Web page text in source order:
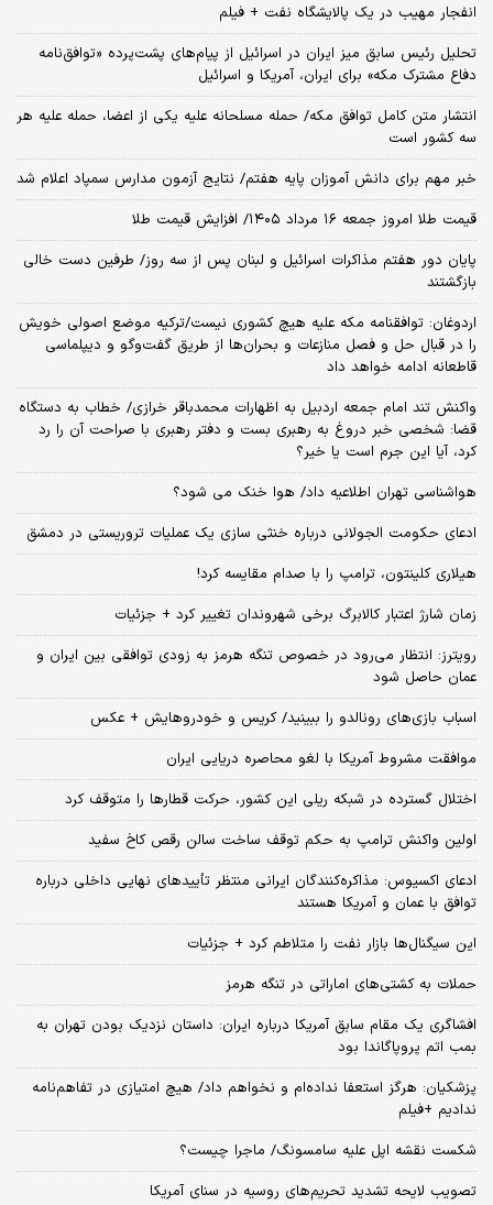
انفجار مهیب در یک پالایشگاه نفت + فیلم
تحلیل رئیس سابق میز ایران در اسرائیل از پیام‌های پشت‌پرده «توافق‌نامه
دفاع مشترک مکه» برای ایران، آمریکا و اسرائیل
انتشار متن کامل توافق مکه/ حمله مسلحانه علیه یکی از اعضا، حمله علیه هر
سه کشور است
خبر مهم برای دانش آموزان پایه هفتم/ نتایج آزمون مدارس سمپاد اعلام شد
قیمت طلا امروز جمعه ۱۶ مرداد ۱۴۰۵/ افزایش قیمت طلا
پایان دور هفتم مذاکرات اسرائیل و لبنان پس از سه روز/ طرفین دست خالی
بازگشتند
اردوغان: توافقنامه مکه علیه هیچ کشوری نیست/ترکیه موضع اصولی خویش
را در قبال حل و فصل منازعات و بحران‌ها از طریق گفت‌وگو و دیپلماسی
قاطعانه ادامه خواهد داد
واکنش تند امام جمعه اردبیل به اظهارات محمدباقر خرازی/ خطاب به دستگاه
قضا: شخصی خبر دروغ به رهبری بست و دفتر رهبری با صراحت آن را رد
کرد، آیا این جرم است یا خیر؟
هواشناسی تهران اطلاعیه داد/ هوا خنک می شود؟
ادعای حکومت الجولانی درباره خنثی سازی یک عملیات تروریستی در دمشق
هیلاری کلینتون، ترامپ را با صدام مقایسه کرد!
زمان شارژ اعتبار کالابرگ برخی شهروندان تغییر کرد + جزئیات
رویترز: انتظار می‌رود در خصوص تنگه هرمز به زودی توافقی بین ایران و
عمان حاصل شود
اسباب‌ بازی‌های رونالدو را ببینید/ کریس و خودروهایش + عکس
موافقت مشروط آمریکا با لغو محاصره دریایی ایران
اختلال گسترده در شبکه ریلی این کشور، حرکت قطارها را متوقف کرد
اولین واکنش ترامپ به حکم توقف ساخت سالن رقص کاخ سفید
ادعای اکسیوس: مذاکره‌کنندگان ایرانی منتظر تأییدهای نهایی داخلی درباره
توافق با عمان و آمریکا هستند
این سیگنال‌ها بازار نفت را متلاطم کرد + جزئیات
حملات به کشتی‌های اماراتی در تنگه هرمز
افشاگری یک مقام سابق آمریکا درباره ایران: داستان نزدیک بودن تهران به
بمب اتم پروپاگاندا بود
پزشکیان: هرگز استعفا نداده‌ام و نخواهم داد/ هیچ امتیازی در تفاهم‌نامه
ندادیم +فیلم
شکست نقشه اپل علیه سامسونگ/ ماجرا چیست؟
تصویب لایحه تشدید تحریم‌های روسیه در سنای آمریکا